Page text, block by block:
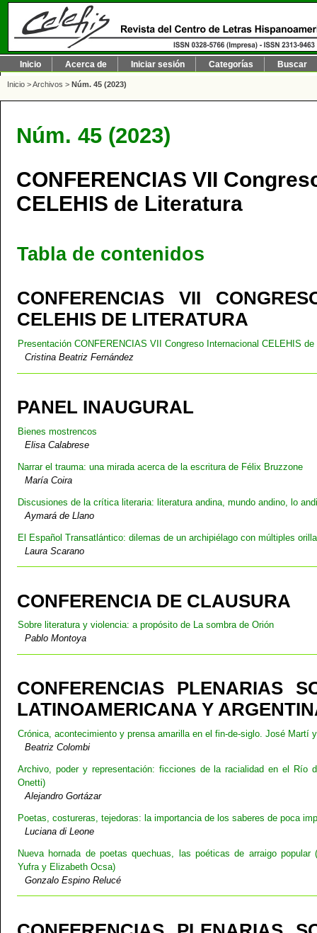
Inicio Acerca de Iniciar sesión Categorías Buscar
Inicio >Archivos > Núm. 45 (2023)
Núm. 45 (2023)
CONFERENCIAS VII
CELEHIS de Literatura
Tabla de contenidos
CONFERENCIAS VII
CELEHIS DE LITERATURA
Presentación CONFERENCIAS VII Congreso Internacional CELEHIS de
Cristina Beatriz Fernández
PANEL INAUGURAL
Bienes mostrencos
Elisa Calabrese
Narrar el trauma: una mirada acerca de la escritura de Félix Bruzzone
María Coira
Discusiones de la crítica literaria: literatura andina, mundo andino, lo
Aymará de Llano
El Español Transatlántico: dilemas de un archipiélago con múltiples
Laura Scarano
CONFERENCIA DE CLAUSURA
Sobre literatura y violencia: a propósito de La sombra de Orión
Pablo Montoya
CONFERENCIAS PLENARIAS
LATINOAMERICANA Y
Crónica, acontecimiento y prensa amarilla en el fin-de-siglo. José Martí
Beatriz Colombi
Archivo, poder y representación: ficciones de la racialidad en el Río
Onetti)
Alejandro Gortázar
Poetas, costureras, tejedoras: la importancia de los saberes de poca
Luciana di Leone
Nueva hornada de poetas quechuas, las poéticas de arraigo popular
Yufra y Elizabeth Ocsa)
Gonzalo Espino Relucé